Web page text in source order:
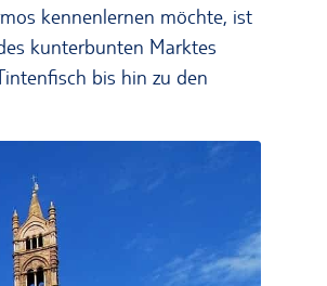
kennenlernen möchte, ist
kunterbunten Marktes
bis hin zu den